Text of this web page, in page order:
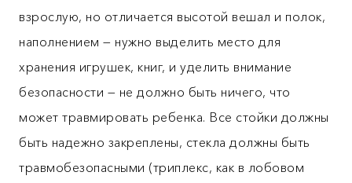
взрослую, но отличается высотой вешал и полок,
наполнением — нужно выделить место для
хранения игрушек, книг, и уделить внимание
безопасности — не должно быть ничего, что
может травмировать ребенка. Все стойки должны
быть надежно закреплены, стекла должны быть
травмобезопасными (триплекс, как в лобовом